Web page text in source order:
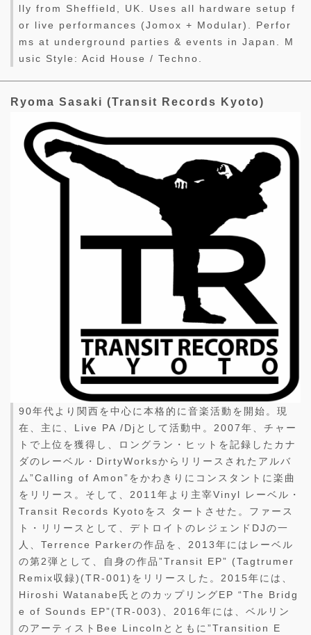
lly from Sheffield, UK. Uses all hardware setup f
or live performances (Jomox + Modular). Perfor
ms at underground parties & events in Japan. M
usic Style: Acid House / Techno.
Ryoma Sasaki (Transit Records Kyoto)
90年代より関西を中心に本格的に音楽活動を開始。現
在、主に、Live PA /Djとして活動中。2007年、チャー
トで上位を獲得し、ロングラン・ヒットを記録したカナ
ダのレーベル・DirtyWorksからリリースされたアルバ
ム”Calling of Amon”をかわきりにコンスタントに楽曲
をリリース。そして、2011年より主宰Vinyl レーベル・
Transit Records Kyotoをス タートさせた。ファース
ト・リリースとして、デトロイトのレジェンドDJの一
人、Terrence Parkerの作品を、2013年にはレーベル
の第2弾として、自身の作品”Transit EP” (Tagtrumer
Remix収録)(TR-001)をリリースした。2015年には、
Hiroshi Watanabe氏とのカップリングEP “The Bridg
e of Sounds EP”(TR-003)、2016年には、ベルリン
のアーティストBee Lincolnとともに”Transition E